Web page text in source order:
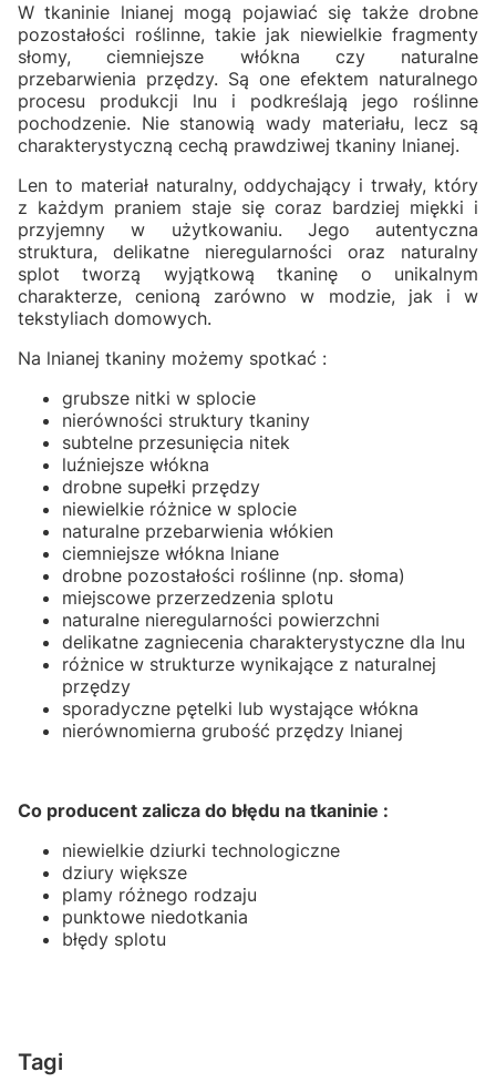
W tkaninie lnianej mogą pojawiać się także drobne
pozostałości roślinne, takie jak niewielkie fragmenty
słomy, ciemniejsze włókna czy naturalne
przebarwienia przędzy. Są one efektem naturalnego
procesu produkcji lnu i podkreślają jego roślinne
pochodzenie. Nie stanowią wady materiału, lecz są
charakterystyczną cechą prawdziwej tkaniny lnianej.
Len to materiał naturalny, oddychający i trwały, który
z każdym praniem staje się coraz bardziej miękki i
przyjemny w użytkowaniu. Jego autentyczna
struktura, delikatne nieregularności oraz naturalny
splot tworzą wyjątkową tkaninę o unikalnym
charakterze, cenioną zarówno w modzie, jak i w
tekstyliach domowych.
Na lnianej tkaniny możemy spotkać :
grubsze nitki w splocie
nierówności struktury tkaniny
subtelne przesunięcia nitek
luźniejsze włókna
drobne supełki przędzy
niewielkie różnice w splocie
naturalne przebarwienia włókien
ciemniejsze włókna lniane
drobne pozostałości roślinne (np. słoma)
miejscowe przerzedzenia splotu
naturalne nieregularności powierzchni
delikatne zagniecenia charakterystyczne dla lnu
różnice w strukturze wynikające z naturalnej
przędzy
sporadyczne pętelki lub wystające włókna
nierównomierna grubość przędzy lnianej
Co producent zalicza do błędu na tkaninie :
niewielkie dziurki technologiczne
dziury większe
plamy różnego rodzaju
punktowe niedotkania
błędy splotu
Tagi